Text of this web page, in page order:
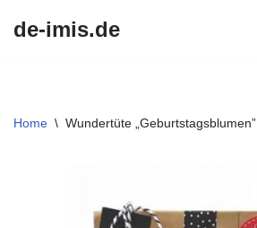
de-imis.de
Home \ Wundertüte „Geburtstagsblumen”